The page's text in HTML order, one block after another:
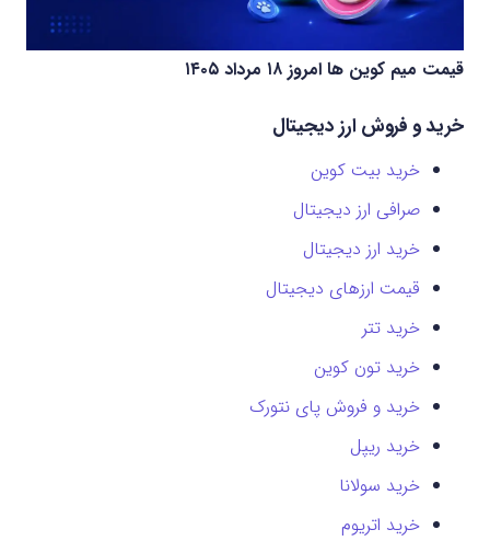
قیمت میم کوین‌ ها امروز ۱۸ مرداد ۱۴۰۵
خرید و فروش ارز دیجیتال
خرید بیت کوین
صرافی ارز دیجیتال
خرید ارز دیجیتال
قیمت ارزهای دیجیتال
خرید تتر
خرید تون کوین
خرید و فروش پای نتورک
خرید ریپل
خرید سولانا
خرید اتریوم